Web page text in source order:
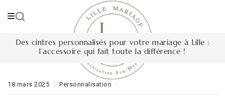
Des cintres personnalisés pour votre mariage à Lille :
l’accessoire qui fait toute la différence !
18 mars 2025 Personnalisation